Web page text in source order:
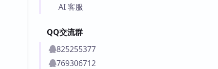
AI 客服
QQ交流群
825255377
769306712